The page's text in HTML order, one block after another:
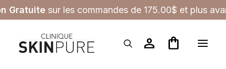
Gratuite sur les commandes de 175.00$ et plus
person shopping_bag